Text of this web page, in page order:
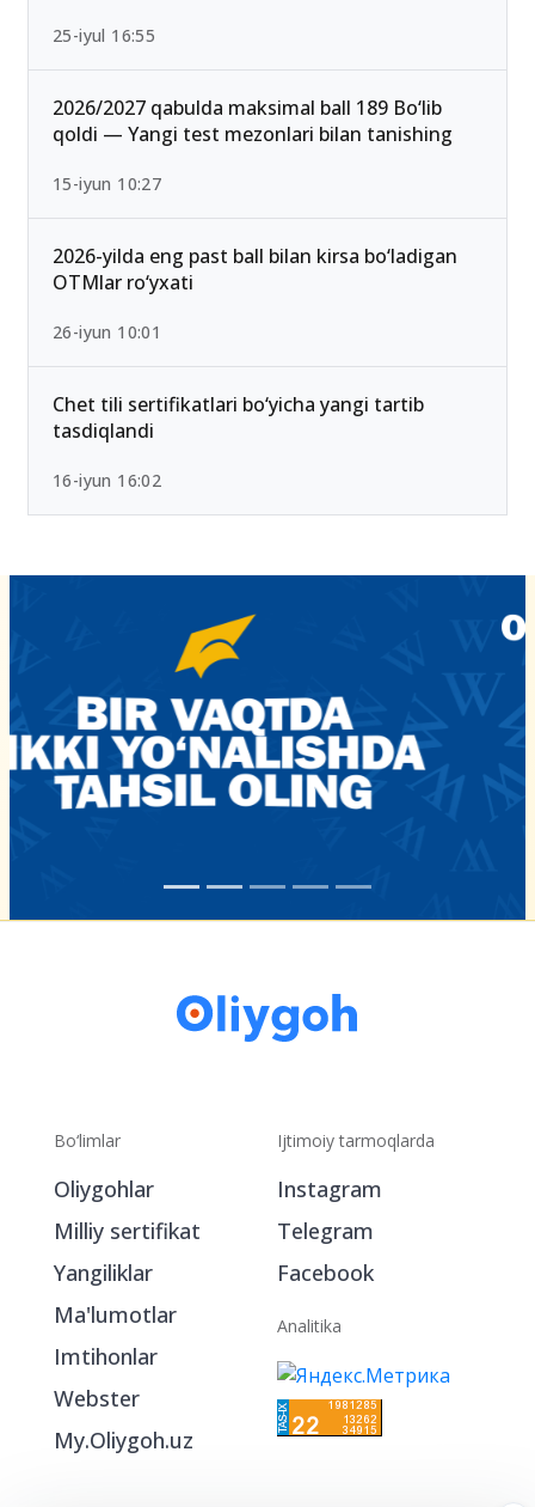
25-iyul 16:55
2026/2027 qabulda maksimal ball 189 Bo‘lib
qoldi — Yangi test mezonlari bilan tanishing
15-iyun 10:27
2026-yilda eng past ball bilan kirsa bo‘ladigan
OTMlar ro‘yxati
26-iyun 10:01
Chet tili sertifikatlari bo‘yicha yangi tartib
tasdiqlandi
16-iyun 16:02
Bo‘limlar
Oliygohlar
Milliy sertifikat
Yangiliklar
Ma'lumotlar
Imtihonlar
Webster
My.Oliygoh.uz
Ijtimoiy tarmoqlarda
Instagram
Telegram
Facebook
Analitika